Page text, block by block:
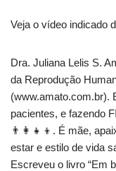
Veja o vídeo indicado
Dra. Juliana Lelis S.
da Reprodução
(www.amato.com.br).
pacientes, e fazendo
👨‍👩‍👧‍👦. É mãe,
estar e estilo de vida
Escreveu o livro “Em